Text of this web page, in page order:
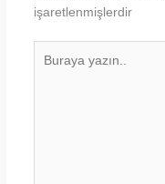
işaretlenmişlerdir